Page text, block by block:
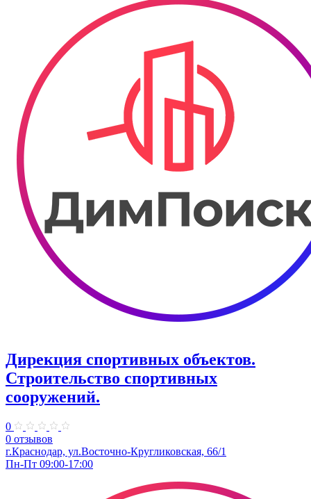
Дирекция спортивных объектов.
Строительство спортивных
сооружений.
0
0 отзывов
г.Краснодар, ул.Восточно-Кругликовская, 66/1
Пн-Пт 09:00-17:00